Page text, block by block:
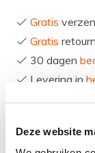
Deze website
Gratis
Gratis
30 dagen
Levering in
Product